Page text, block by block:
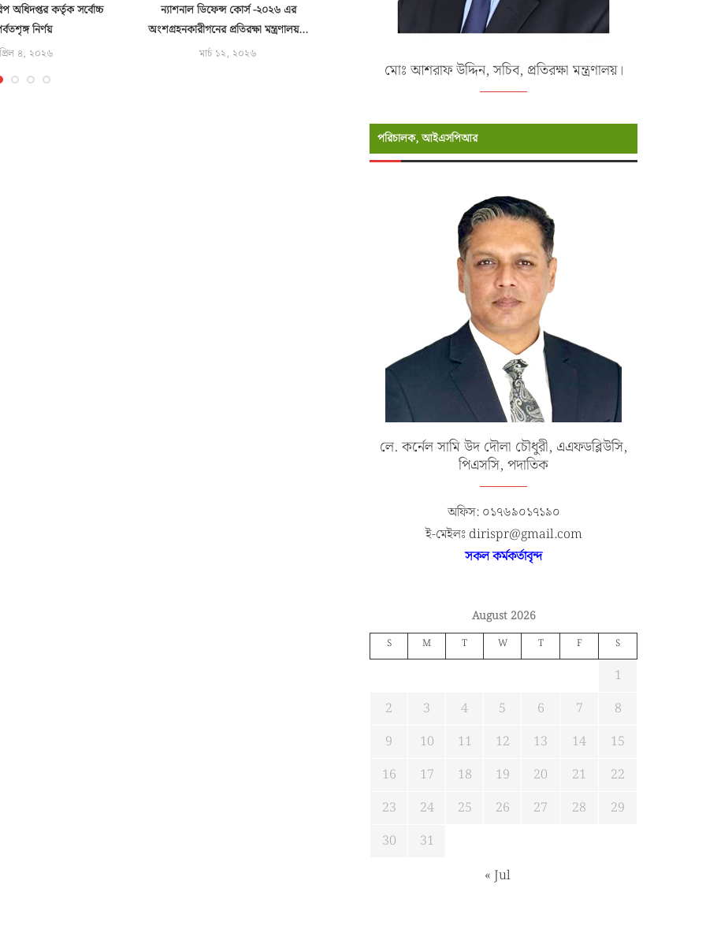
অধিদপ্তর কর্তৃক সর্বোচ্চ
নির্ণয়
৪, ২০২৬
ন্যাশনাল ডিফেন্স কোর্স -২০২৬ এর
অংশগ্রহনকারীগনের প্রতিরক্ষা মন্ত্রণালয়...
মার্চ ১২, ২০২৬
আগামী ০৩ মার্চ ২০২৬/১৮ ফাল্গুন পূর্ণ চন্দ্রগ্রহণ
মার্চ ১, ২০২৬
ঢাকাসহ দেশের বিভিন্ন স্থানে ৫.৭
নভেম্বর ২১, ২০২৫
মোঃ আশরাফ উদ্দিন, সচিব, প্রতিরক্ষা মন্ত্রণালয়।
পরিচালক, আইএসপিআর
লে. কর্নেল সামি উদ দৌলা চৌধুরী, এএফডব্লিউসি,
পিএসসি, পদাতিক
অফিস: ০১৭৬৯০১৭১৯০
ই-মেইলঃ dirispr@gmail.com
সকল কর্মকর্তাবৃন্দ
August 2026
S M T W T F S
1
2
3 4 5 6 7
8
9
10 11 12 13 14
15
16
17 18 19 20 21
22
23
24 25 26 27 28
29
30
31
« Jul